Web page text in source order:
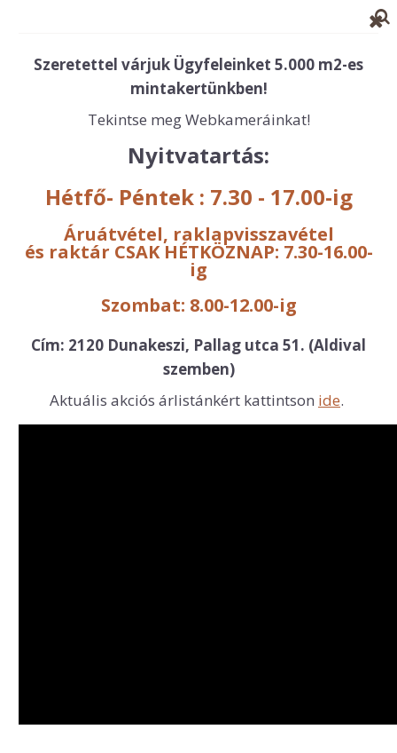
AWA 2000 KFT.
TÉRKŐMINTAKERT
BEÉPÍTETT TERÜLET
2120 Dunakeszi, Pallag utca 51.
☰ Főmenü
Egyéb termékek, szolgáltatások
Szeretettel várjuk Ügyfeleinket 5.000 m2-es
mintakertünkben!
Tekintse meg Webkameráinkat!
Nyitvatartás:
Hétfő- Péntek : 7.30 - 17.00-ig
Áruátvétel, raklapvisszavétel
és raktár CSAK HÉTKÖZNAP: 7.30-16.00-
ig
Szombat: 8.00-12.00-ig
Cím: 2120 Dunakeszi, Pallag utca 51. (Aldival
szemben)
Aktuális akciós árlistánkért kattintson ide.